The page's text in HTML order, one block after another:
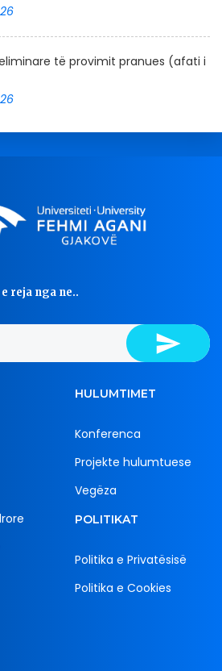
të provimit pranues (afati i
reja nga ne..
HULUMTIMET
Konferenca
Projekte hulumtuese
Vegëza
POLITIKAT
Politika e Privatësisë
Politika e Cookies